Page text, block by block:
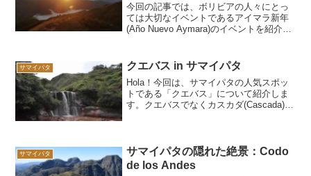
今回の記事では、ボリビアの人々にとっ
ては大切なイベントであるアイマラ新年
(Año Nuevo Aymara)のイベントを紹介し
アイマラ族にとっての新年最初の日なの
です。
サマイパタ クエバス in サマイパタ
Hola！今回は、サマイパタの人気スポッ
トである「クエバス」について紹介しま
す。クエバスでなくカスカダ(Cascada)と
人から高...
サマイパタ
サマイパタの隠れた絶景：Codo
de los Andes